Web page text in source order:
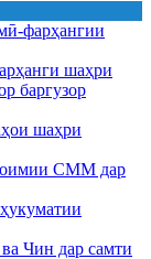
фарҳангии
шаҳри
баргузор
шаҳри
СММ дар
Чин дар самти